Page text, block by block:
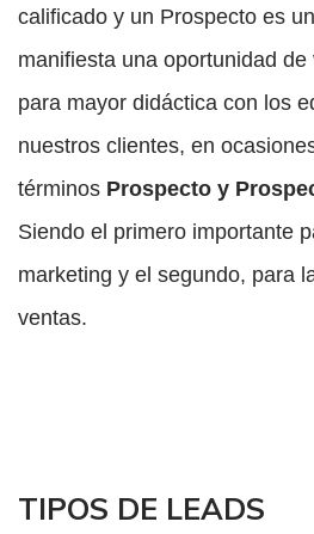
calificado y un Prospecto es
manifiesta una oportunidad
para mayor didáctica con los
nuestros clientes, en
términos Prospecto y
Siendo el primero importante
marketing y el segundo, para
ventas.
TIPOS DE LEADS